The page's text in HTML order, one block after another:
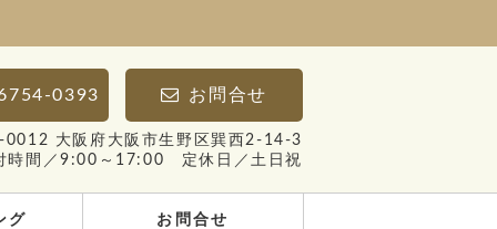
0393 お問合せ
0012 大阪府大阪市生野区巽西2-14-3
時間／9:00～17:00 定休日／土日祝
グ お問合せ